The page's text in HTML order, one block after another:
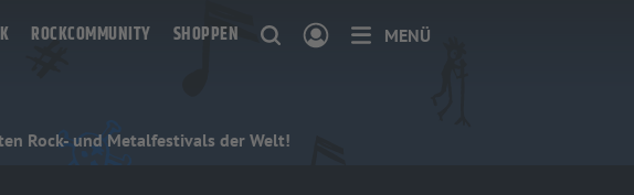
ROCKCOMMUNITY SHOPPEN MENÜ
Rock- und Metalfestivals der Welt!